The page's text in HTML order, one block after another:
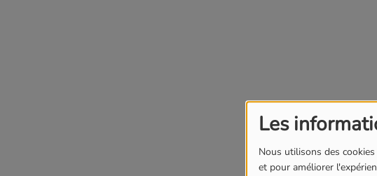
Les
Nous utilisons des
et pour améliorer